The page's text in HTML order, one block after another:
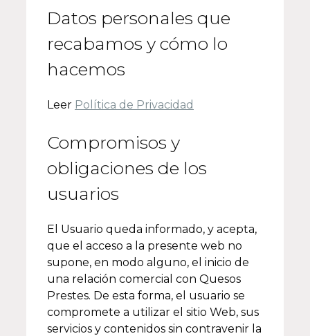
Datos personales que
recabamos y cómo lo
hacemos
Leer Política de Privacidad
Compromisos y
obligaciones de los
usuarios
El Usuario queda informado, y acepta,
que el acceso a la presente web no
supone, en modo alguno, el inicio de
una relación comercial con Quesos
Prestes. De esta forma, el usuario se
compromete a utilizar el sitio Web, sus
servicios y contenidos sin contravenir la